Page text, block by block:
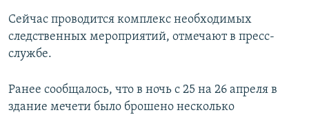
Сейчас проводится комплекс необходимых
следственных мероприятий, отмечают в пресс-
службе.
Ранее сообщалось, что в ночь с 25 на 26 апреля в
здание мечети было брошено несколько